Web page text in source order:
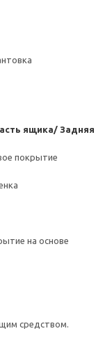
ящика/ Задняя
покрытие
на основе
средством.